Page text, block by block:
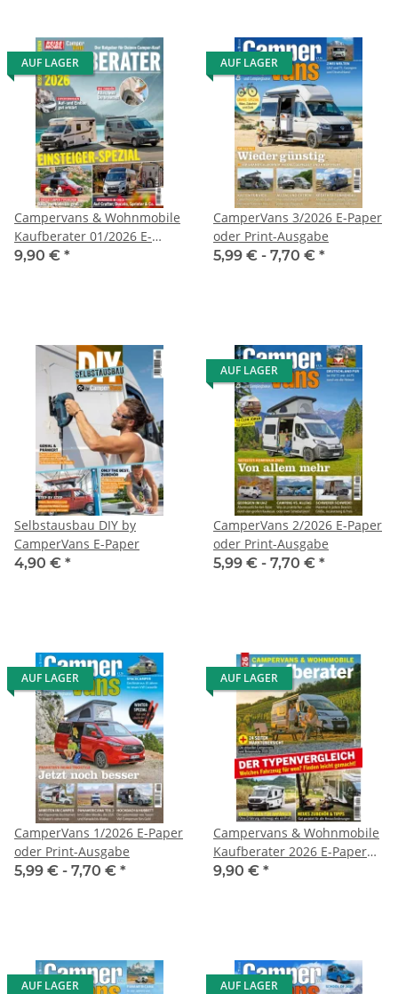
AUF LAGER
Campervans & Wohnmobile
Kaufberater 01/2026 E-
Paper oder Print-Ausgabe
9,90 € *
AUF LAGER
CamperVans 3/2026 E-Paper
oder Print-Ausgabe
5,99 € - 7,70 € *
Selbstausbau DIY by
CamperVans E-Paper
4,90 € *
AUF LAGER
CamperVans 2/2026 E-Paper
oder Print-Ausgabe
5,99 € - 7,70 € *
AUF LAGER
CamperVans 1/2026 E-Paper
oder Print-Ausgabe
5,99 € - 7,70 € *
AUF LAGER
Campervans & Wohnmobile
Kaufberater 2026 E-Paper
oder Print-Ausgabe
9,90 € *
AUF LAGER AUF LAGER